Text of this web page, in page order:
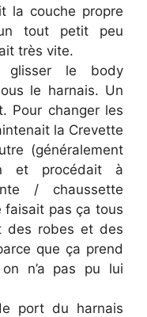
la couche propre
tout petit peu
très vite.
glisser le body
le harnais. Un
Pour changer les
la Crevette
(généralement
et procédait à
/ chaussette
faisait pas ça tous
des robes et des
que ça prend
n’a pas pu lui
port du harnais